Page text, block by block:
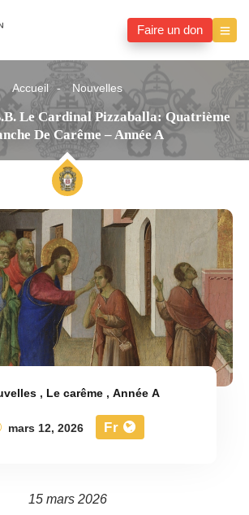
Faire un don
Accueil Nouvelles
Le Cardinal Pizzaballa: Quatrième
De Carême – Année A
, Le carême,Année A
mars 12, 2026
Fr
15 mars 2026